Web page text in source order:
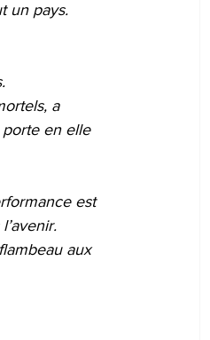
un pays.
a
porte en elle
est
aux